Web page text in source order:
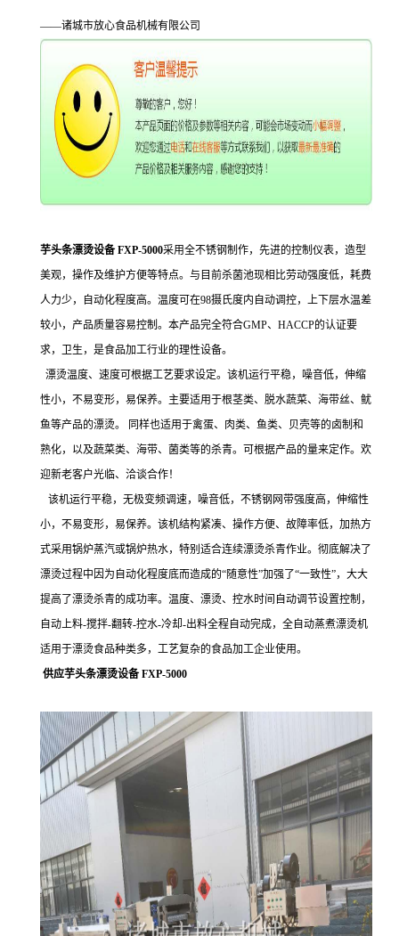
——诸城市放心食品机械有限公司
芋头条漂烫设备 FXP-5000采用全不锈钢制作，先进的控制仪表，造型
美观，操作及维护方便等特点。与目前杀菌池现相比劳动强度低，耗费
人力少，自动化程度高。温度可在98摄氏度内自动调控，上下层水温差
较小，产品质量容易控制。本产品完全符合GMP、HACCP的认证要
求，卫生，是食品加工行业的理性设备。
漂烫温度、速度可根据工艺要求设定。该机运行平稳，噪音低，伸缩
性小，不易变形，易保养。主要适用于根茎类、脱水蔬菜、海带丝、鱿
鱼等产品的漂烫。 同样也适用于禽蛋、肉类、鱼类、贝壳等的卤制和
熟化，以及蔬菜类、海带、菌类等的杀青。可根据产品的量来定作。欢
迎新老客户光临、洽谈合作！
该机运行平稳，无极变频调速，噪音低，不锈钢网带强度高，伸缩性
小，不易变形，易保养。该机结构紧凑、操作方便、故障率低，加热方
式采用锅炉蒸汽或锅炉热水，特别适合连续漂烫杀青作业。彻底解决了
漂烫过程中因为自动化程度底而造成的“随意性”加强了“一致性”，大大
提高了漂烫杀青的成功率。温度、漂烫、控水时间自动调节设置控制，
自动上料-搅拌-翻转-控水-冷却-出料全程自动完成，全自动蒸煮漂烫机
适用于漂烫食品种类多，工艺复杂的食品加工企业使用。
供应芋头条漂烫设备 FXP-5000